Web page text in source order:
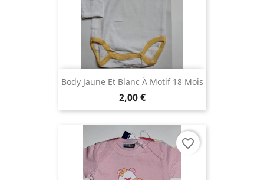
Body Jaune Et Blanc À Motif 18 Mois
2,00 €
favorite_border